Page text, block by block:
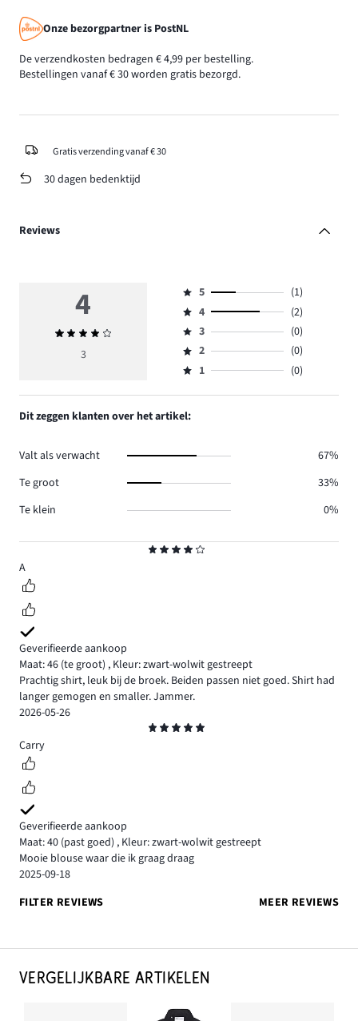
Onze bezorgpartner is PostNL
De verzendkosten bedragen € 4,99 per bestelling.
Bestellingen vanaf € 30 worden gratis bezorgd.
Gratis verzending vanaf € 30
30 dagen bedenktijd
Reviews
4
A
Geverifieerde aankoop
Maat: 46 (te groot) , Kleur: zwart-wolwit gestreept
Prachtig shirt, leuk bij de broek. Beiden passen niet goed. Shirt had
langer gemogen en smaller. Jammer.
2026-05-26
5
Carry
Geverifieerde aankoop
Maat: 40 (past goed) , Kleur: zwart-wolwit gestreept
Mooie blouse waar die ik graag draag
2025-09-18
FILTER REVIEWS
MEER REVIEWS
4
Gemiddelde
beoordeling
3
Beoordeling
5,
aantal
reviews
1.
5
(1)
Beoordeling
4,
aantal
reviews
4
(2)
Beoordeling
3,
aantal
3
(0)
Beoordeling
2,
0.
2
(0)
Beoordeling
1,
aantal
reviews
1 (0)
Dit zeggen klanten over het artikel:
Valt als verwacht
67%
Te groot
33%
Te klein
0%
VERGELIJKBARE ARTIKELEN